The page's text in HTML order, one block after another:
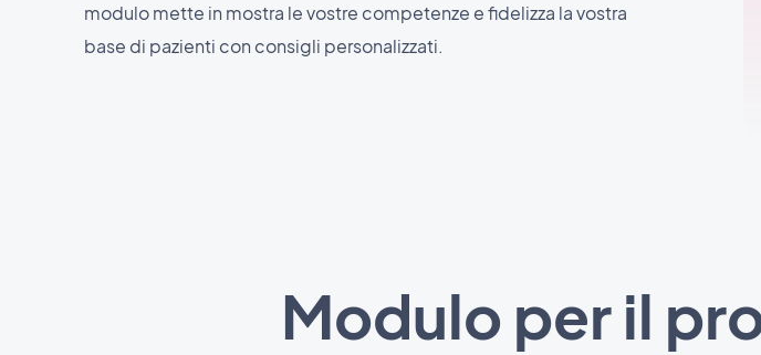
modulo mette in mostra le vostre competenze e fidelizza la vostra
base di pazienti con consigli personalizzati.
Modulo per il